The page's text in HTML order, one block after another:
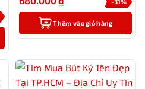
-31%
Thêm vào giỏ hàng